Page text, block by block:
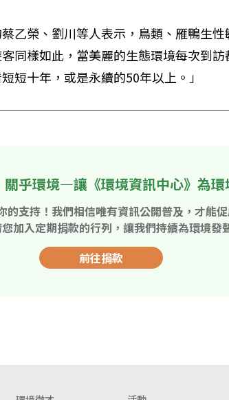
乙榮、劉川等人表示，鳥類、雁鴨生性
同樣如此，當美麗的生態環境每次到
短十年，或是永續的50年以上。」
關乎環境—讓《環境資訊中心》為環
的支持！我們相信唯有資訊公開普及，才能
加入定期捐款的行列，讓我們持續為環境發
前往捐款